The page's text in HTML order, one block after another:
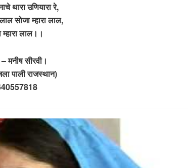
थारा उणियारा रे,
सोजा म्हारा लाल,
म्हारा लाल।।
मनीष सीरवी।
पाली राजस्थान)